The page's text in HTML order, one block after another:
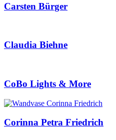
Carsten Bürger
Claudia Biehne
CoBo Lights & More
Corinna Petra Friedrich